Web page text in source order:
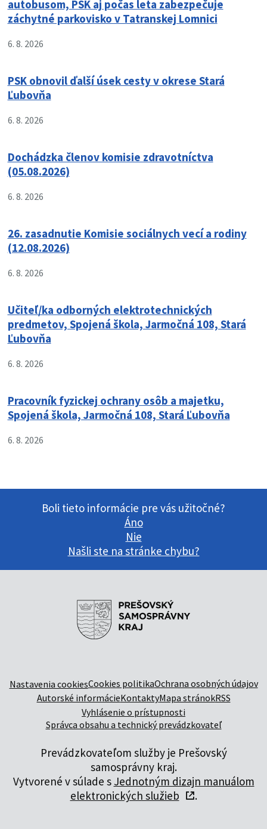
autobusom, PSK aj počas leta zabezpečuje
záchytné parkovisko v Tatranskej Lomnici
6. 8. 2026
PSK obnovil ďalší úsek cesty v okrese Stará
Ľubovňa
6. 8. 2026
Dochádzka členov komisie zdravotníctva
(05.08.2026)
6. 8. 2026
26. zasadnutie Komisie sociálnych vecí a rodiny
(12.08.2026)
6. 8. 2026
Učiteľ/ka odborných elektrotechnických
predmetov, Spojená škola, Jarmočná 108, Stará
Ľubovňa
6. 8. 2026
Pracovník fyzickej ochrany osôb a majetku,
Spojená škola, Jarmočná 108, Stará Ľubovňa
6. 8. 2026
Boli tieto informácie pre vás užitočné?
Áno
Nie
Našli ste na stránke chybu?
Nastavenia cookiesCookies politikaOchrana osobných údajov
Autorské informácieKontaktyMapa stránokRSS
Vyhlásenie o prístupnosti
Správca obsahu a technický prevádzkovateľ
Prevádzkovateľom služby je Prešovský
samosprávny kraj.
Vytvorené v súlade s Jednotným dizajn manuálom
elektronických služieb
.